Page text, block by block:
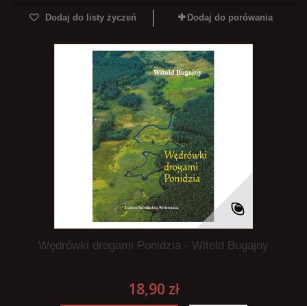
Dodaj do listy życzeń Dodaj do porówania
Wędrówki drogami Ponidzia - Witold Bugajny
18,90 zł